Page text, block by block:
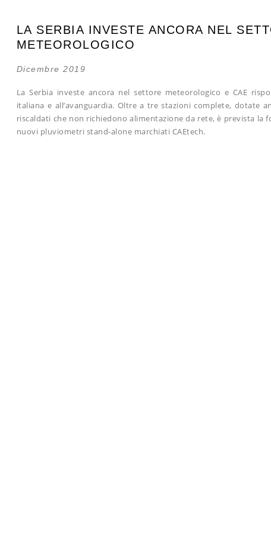
LA SERBIA INVESTE ANCORA NEL
METEOROLOGICO
Dicembre 2019
La Serbia investe ancora nel settore meteorologico e CAE
italiana e all’avanguardia. Oltre a tre stazioni complete, dotate
riscaldati che non richiedono alimentazione da rete, è prevista la
nuovi pluviometri stand-alone marchiati CAEtech.